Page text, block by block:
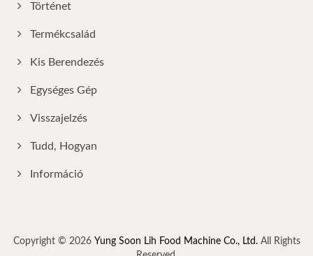
Történet
Termékcsalád
Kis Berendezés
Egységes Gép
Visszajelzés
Tudd, Hogyan
Információ
Copyright © 2026 Yung Soon Lih Food Machine Co., Ltd.All Rights